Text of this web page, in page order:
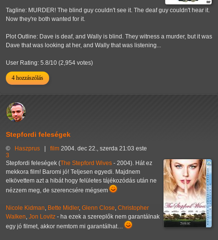
Tagline: MURDER! The blind guy couldn't see it. The deaf guy couldn't hear it.
Now they're both wanted for it.
Plot Outline: Dave is deaf, and Wally is blind. They witness a murder, but it was
Dave that was looking at her, and Wally that was listening...
User Rating: 5.8/10 (2,954 votes)
4 hozzászólás
Stepfordi feleségek
© Haszprus film 2004. dec 22., szerda 21:03 este
3
Stepfordi feleségek (The Stepford Wives - 2004). Hát ez
mekkora film! Baromi jó! Teljesen egyedi. Majdnem
elkövettem azt a hibát hogy felületes tájékozódás után ne
nézzem meg, de szerencsére mégsem
Nicole Kidman, Bette Midler, Glenn Close, Christopher
Walken, Jon Lovitz - ha ezek a szereplők nem garantálnak
egy jó filmet, akkor nemtom mi garantálhat…